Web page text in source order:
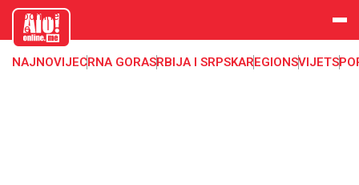
aloonline.
me
NAJNOVIJECRNA GORASRBIJA I SRPSKAREGIONSVIJET